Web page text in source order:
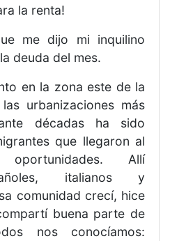
la renta!
me dijo mi inquilino
deuda del mes.
en la zona este de la
urbanizaciones más
décadas ha sido
que llegaron al
Allí
italianos y
comunidad crecí, hice
buena parte de
nos conocíamos: